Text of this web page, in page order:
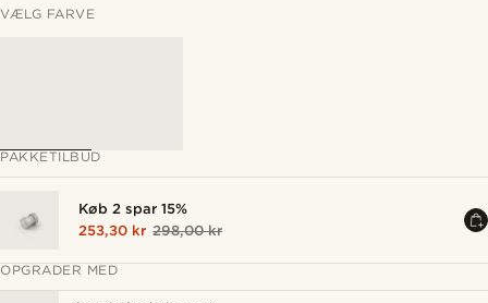
VÆLG FARVE
PAKKETILBUD
Køb 2 spar 15%
253,30 kr 298,00 kr
OPGRADER MED